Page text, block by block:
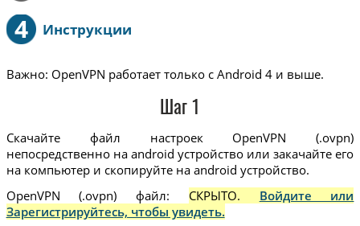
4 Инструкции
Важно: OpenVPN работает только с Android 4 и выше.
Шаг 1
Скачайте файл настроек OpenVPN (.ovpn)
непосредственно на android устройство или закачайте его
на компьютер и скопируйте на android устройство.
OpenVPN (.ovpn) файл:
СКРЫТО. Войдите или
Зарегистрируйтесь, чтобы увидеть.